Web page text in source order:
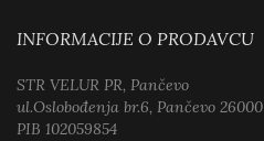
INFORMACIJE O PRODAVCU
STR VELUR PR, Pančevo
ul.Oslobođenja br.6, Pančevo 26000
PIB 102059854